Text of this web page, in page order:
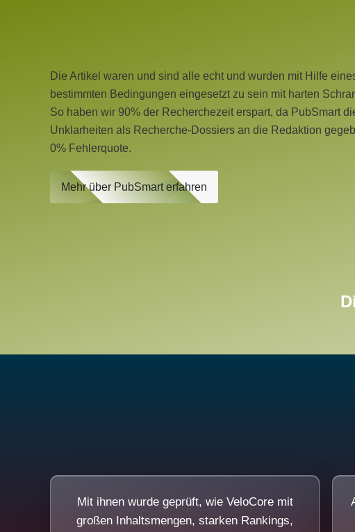
Die Artikel waren und sind alle echt und wurden mit Hilfe
bestimmten Bedingungen eingesetzt zu sein mit harten
So haben wir 90% der Recherchezeit erspart, da PubSmart
Unklarheiten als Recherche-Dossiers an die Redaktion
0% Fehlerquote.
Mehr über PubSmart erfahren
Mit ihnen wurde geprüft, wie VeloCore mit
großen Inhaltsmengen, starken Rankings,